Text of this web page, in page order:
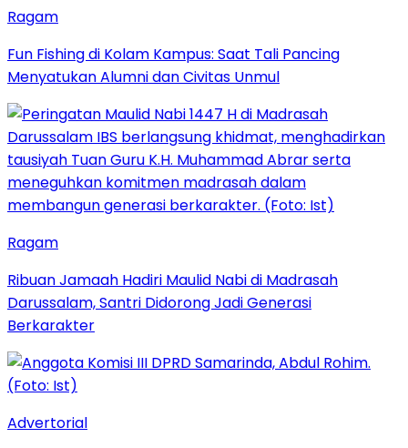
Ragam
Fun Fishing di Kolam Kampus: Saat Tali Pancing
Menyatukan Alumni dan Civitas Unmul
Ragam
Ribuan Jamaah Hadiri Maulid Nabi di Madrasah
Darussalam, Santri Didorong Jadi Generasi
Berkarakter
Advertorial